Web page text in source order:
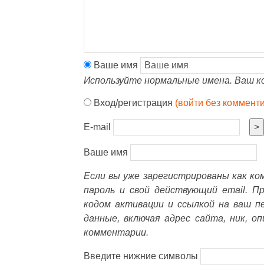
Ваше имя
Используйте нормальные имена. Ваш
Вход/регистрация (войти без
E-mail >
Ваше имя
Если вы уже зарегистрированы как
пароль и свой действующий email.
кодом активации и ссылкой на ваш
данные, включая адрес сайта, ник,
комментарии.
Введите нижние символы